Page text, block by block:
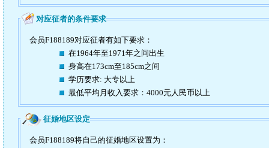
对应征者的条件要求
会员F188189对应征者有如下要求：
在1964年至1971年之间出生
身高在173cm至185cm之间
学历要求: 大专以上
最低平均月收入要求：4000元人民币以上
征婚地区设定
会员F188189将自己的征婚地区设置为：